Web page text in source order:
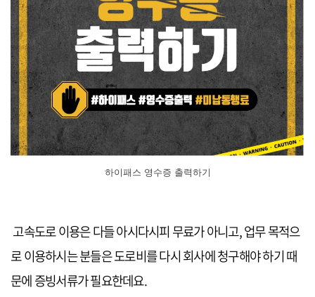
하이패스 영수증 출력하기
고속도로 이용은 다들 아시다시피 무료가 아니고, 업무 목적으
로 이용하시는 분들은 도로비를 다시 회사에 청구해야 하기 때
문에 증빙서류가 필요한데요.